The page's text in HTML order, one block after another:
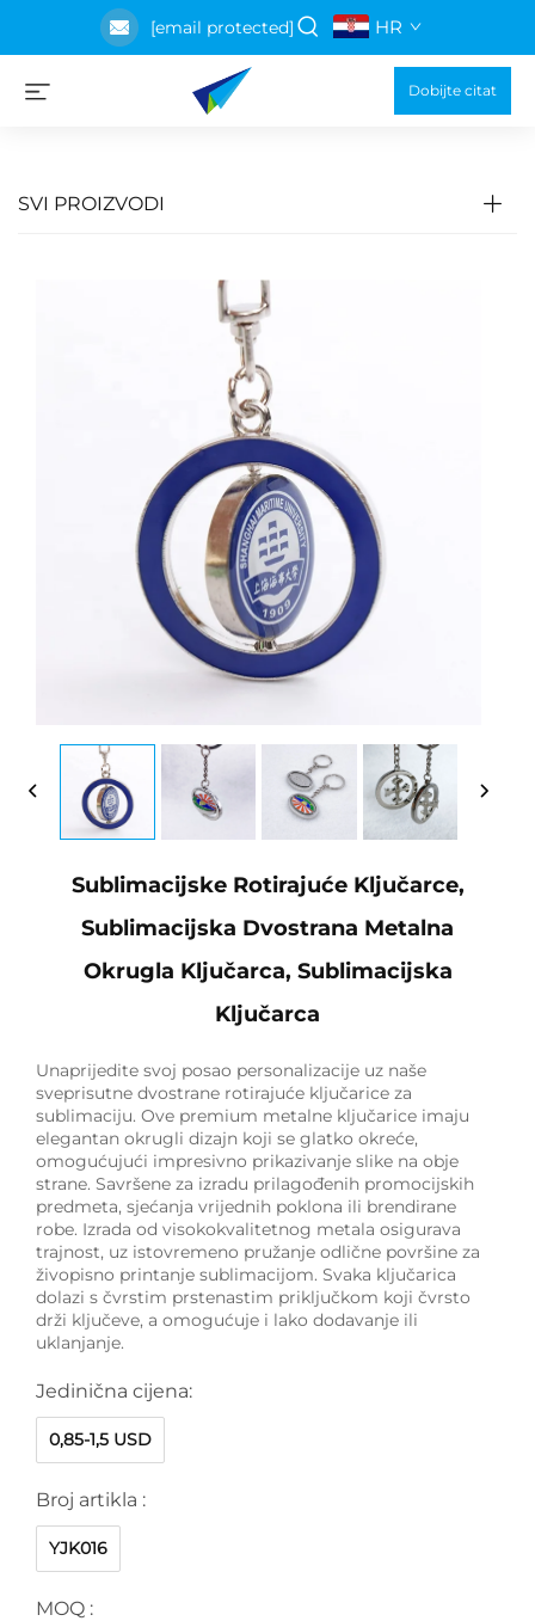
[email protected] HR
Dobijte citat
SVI PROIZVODI
Sublimacijske Rotirajuće Ključarce,
Sublimacijska Dvostrana Metalna
Okrugla Ključarca, Sublimacijska
Ključarca
Unaprijedite svoj posao personalizacije uz naše
sveprisutne dvostrane rotirajuće ključarice za
sublimaciju. Ove premium metalne ključarice imaju
elegantan okrugli dizajn koji se glatko okreće,
omogućujući impresivno prikazivanje slike na obje
strane. Savršene za izradu prilagođenih promocijskih
predmeta, sjećanja vrijednih poklona ili brendirane
robe. Izrada od visokokvalitetnog metala osigurava
trajnost, uz istovremeno pružanje odlične površine za
živopisno printanje sublimacijom. Svaka ključarica
dolazi s čvrstim prstenastim priključkom koji čvrsto
drži ključeve, a omogućuje i lako dodavanje ili
uklanjanje.
Jedinična cijena:
0,85-1,5 USD
Broj artikla :
YJK016
MOQ :